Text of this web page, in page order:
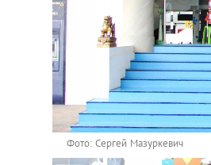
Лондон
Лос-Анджелес
Москва
Париж
Фото: Cергей Мазуркевич